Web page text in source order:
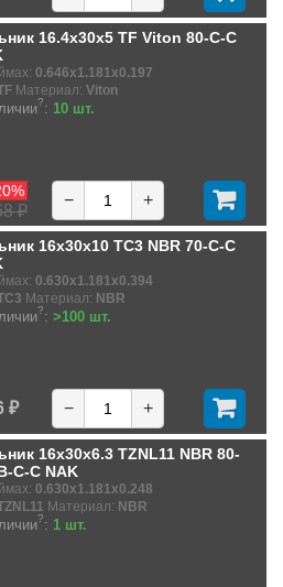
16.4x30x5 TF Viton 80-C-C
0.646x1.181x0.197
Материал: Viton
?: 10 шт.
₽
− +
16x30x10 TC3 NBR 70-C-C
0.630x1.181x0.394
Материал: NBR
?: >100 шт.
₽ − +
16x30x6.3 TZNL11 NBR 80-
C-C NAK
0.630x1.181x0.248
Материал: NBR
?: 1 шт.